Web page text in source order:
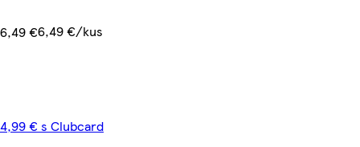
6,49 €6,49 €/kus
4,99 € s Clubcard